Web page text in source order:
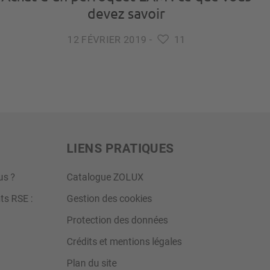
devez savoir
12 FÉVRIER 2019 - 11
?
RSE :
LIENS PRATIQUES
Catalogue ZOLUX
Gestion des cookies
Protection des données
Crédits et mentions légales
Plan du site